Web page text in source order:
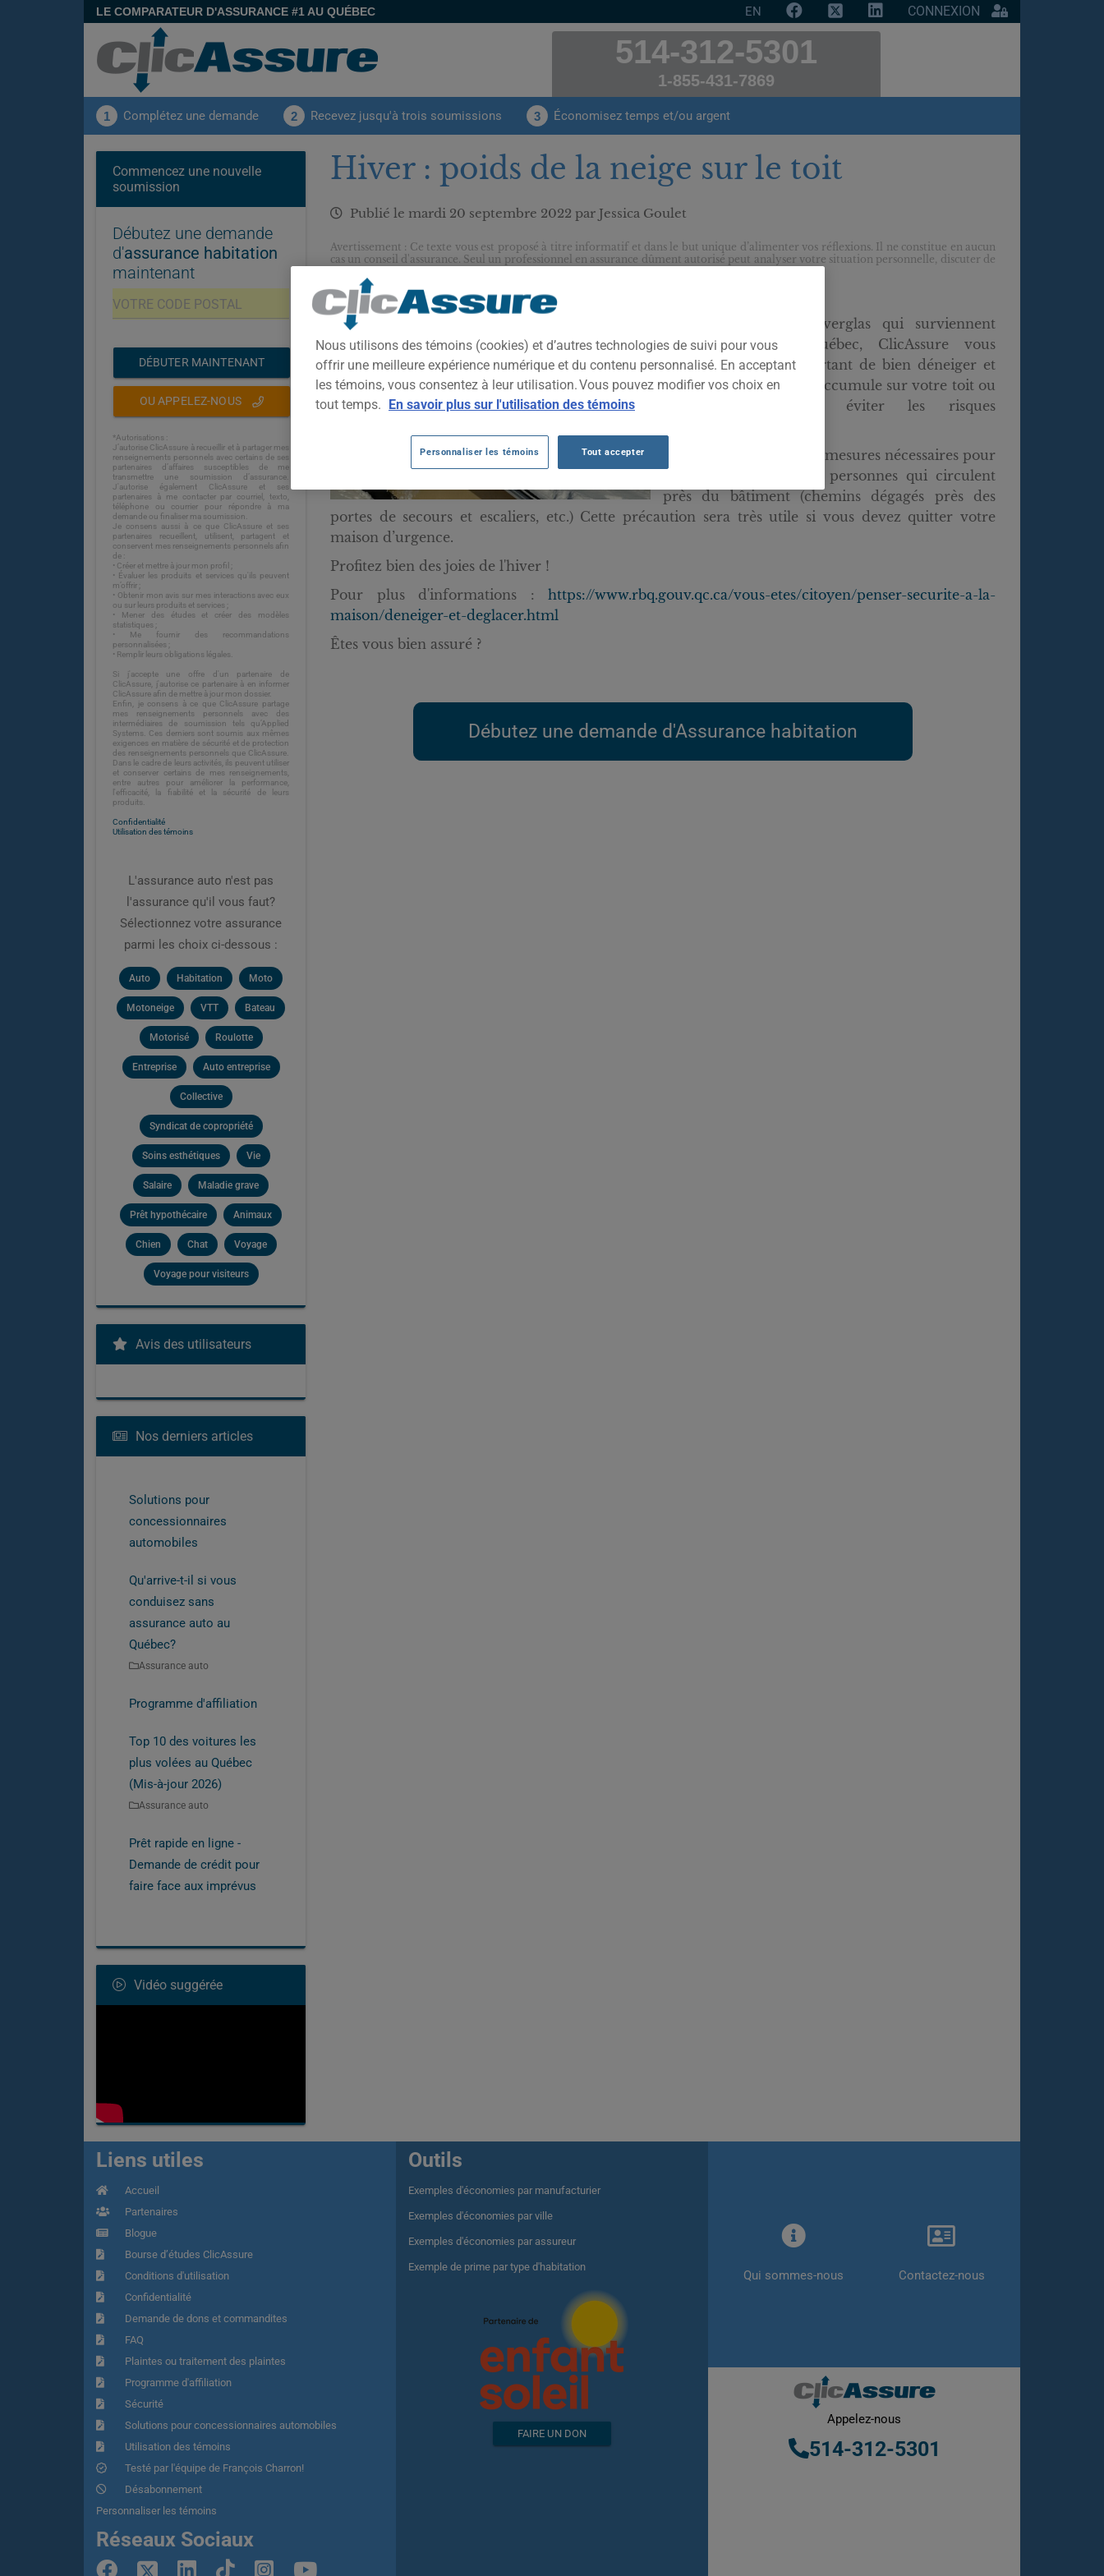
LE COMPARATEUR D'ASSURANCE #1 AU QUÉBEC EN CONNEXION
514-312-5301
1-855-431-7869
1 Complétez une demande 2 Recevez jusqu'à trois soumissions 3 Économisez temps et/ou argent
Hiver : poids de la neige sur le toit
Publié le mardi 20 septembre 2022 par Jessica Goulet
Avertissement : Ce texte vous est proposé à titre informatif et dans le but unique d’alimenter vos réflexions. Il ne constitue en aucun
cas un conseil d'assurance. Seul un professionnel en assurance dûment autorisé peut analyser votre situation personnelle, discuter de
Avec la neige et le verglas qui surviennent
régulièrement au Québec, ClicAssure vous
rappelle qu’il est important de bien déneiger et
déglacer la neige qui s’accumule sur votre toit ou
votre balcon pour éviter les risques
Il faut aussi prendre les mesures nécessaires pour
assurer la sécurité des personnes qui circulent
près du bâtiment (chemins dégagés près des
portes de secours et escaliers, etc.) Cette précaution sera très utile si vous devez quitter votre
maison d’urgence.
Profitez bien des joies de l'hiver !
Pour plus d'informations : https://www.rbq.gouv.qc.ca/vous-etes/citoyen/penser-securite-a-la-
maison/deneiger-et-deglacer.html
Êtes vous bien assuré ?
Débutez une demande d'Assurance habitation
Commencez une nouvelle
soumission
Débutez une demande
d'assurance habitation
maintenant
DÉBUTER MAINTENANT
OU APPELEZ-NOUS
*Autorisations :
J’autorise ClicAssure à recueillir et à partager mes
renseignements personnels avec certains de ses
partenaires d’affaires susceptibles de me
transmettre une soumission d’assurance.
J'autorise également ClicAssure et ses
partenaires à me contacter par courriel, texto,
téléphone ou courrier pour répondre à ma
demande ou finaliser ma soumission.
Je consens aussi à ce que ClicAssure et ses
partenaires recueillent, utilisent, partagent et
conservent mes renseignements personnels afin
de :
• Créer et mettre à jour mon profil ;
• Évaluer les produits et services qu'ils peuvent
m’offrir ;
• Obtenir mon avis sur mes interactions avec eux
ou sur leurs produits et services ;
• Mener des études et créer des modèles
statistiques ;
• Me fournir des recommandations
personnalisées ;
• Remplir leurs obligations légales.
Si j'accepte une offre d'un partenaire de
ClicAssure, j'autorise ce partenaire à en informer
ClicAssure afin de mettre à jour mon dossier.
Enfin, je consens à ce que ClicAssure partage
mes renseignements personnels avec des
intermédiaires de soumission tels qu’Applied
Systems. Ces derniers sont soumis aux mêmes
exigences en matière de sécurité et de protection
des renseignements personnels que ClicAssure.
Dans le cadre de leurs activités, ils peuvent utiliser
et conserver certains de mes renseignements,
entre autres pour améliorer la performance,
l'efficacité, la fiabilité et la sécurité de leurs
produits.
Confidentialité
Utilisation des témoins
L'assurance auto n'est pas
l'assurance qu'il vous faut?
Sélectionnez votre assurance
parmi les choix ci-dessous :
Auto Habitation Moto
Motoneige VTT Bateau
Motorisé Roulotte
Entreprise Auto entreprise
Collective
Syndicat de copropriété
Soins esthétiques Vie
Salaire Maladie grave
Prêt hypothécaire Animaux
Chien Chat Voyage
Voyage pour visiteurs
Avis des utilisateurs
Nos derniers articles
Solutions pour
concessionnaires
automobiles
Qu'arrive-t-il si vous
conduisez sans
assurance auto au
Québec?
Assurance auto
Programme d'affiliation
Top 10 des voitures les
plus volées au Québec
(Mis-à-jour 2026)
Assurance auto
Prêt rapide en ligne -
Demande de crédit pour
faire face aux imprévus
Vidéo suggérée
Liens utiles
Accueil
Partenaires
Blogue
Bourse d’études ClicAssure
Conditions d'utilisation
Confidentialité
Demande de dons et commandites
FAQ
Plaintes ou traitement des plaintes
Programme d'affiliation
Sécurité
Solutions pour concessionnaires automobiles
Utilisation des témoins
Testé par l'équipe de François Charron!
Désabonnement
Personnaliser les témoins
Réseaux Sociaux
Outils
Exemples d'économies par manufacturier
Exemples d'économies par ville
Exemples d'économies par assureur
Exemple de prime par type d'habitation
FAIRE UN DON
Qui sommes-nous Contactez-nous
Appelez-nous
514-312-5301
Nous utilisons des témoins (cookies) et d’autres technologies de suivi pour vous
offrir une meilleure expérience numérique et du contenu personnalisé. En acceptant
les témoins, vous consentez à leur utilisation. Vous pouvez modifier vos choix en
tout temps. En savoir plus sur l'utilisation des témoins
Personnaliser les témoins Tout accepter